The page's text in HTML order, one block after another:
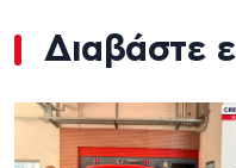
Διαβάστε